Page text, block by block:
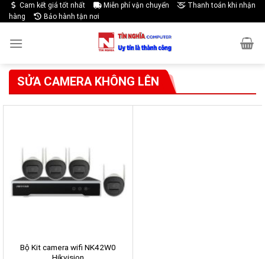
Skip
to
Cam kết giá tốt nhất Miễn phí vận chuyển
Thanh toán khi nhận
hàng
Bảo hành tận nơi
SỬA CAMERA KHÔNG LÊN
Bộ Kit camera wifi NK42W0
Hikvision